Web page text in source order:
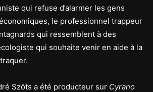
qui refuse d’alarmer les gens
le professionnel trappeur
qui ressemblent à des
qui souhaite venir en aide à la
Szöts a été producteur sur Cyrano